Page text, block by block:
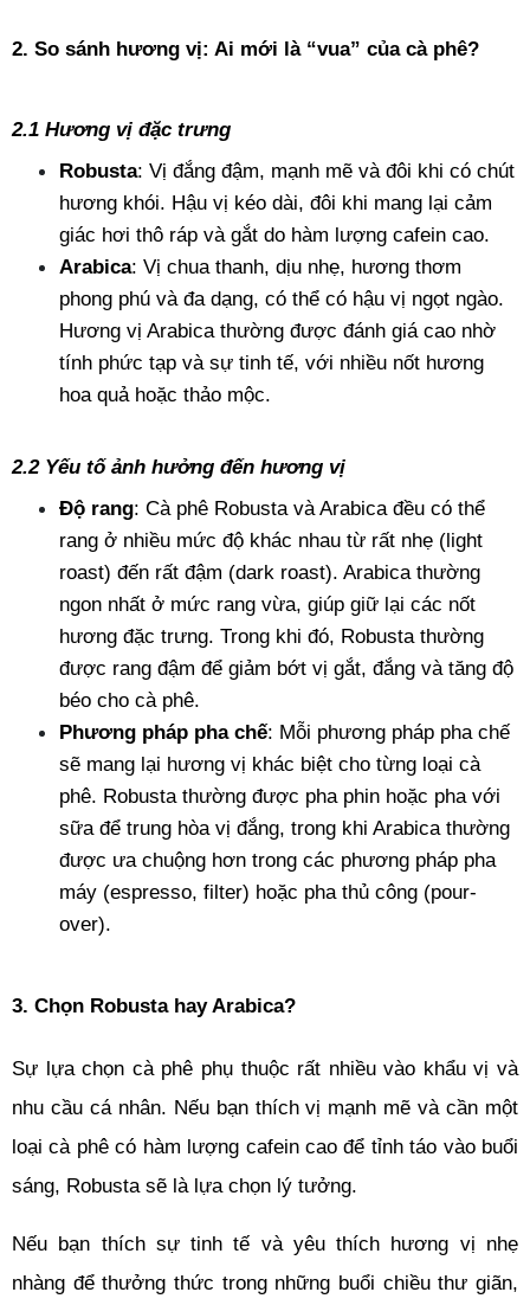
2. So sánh hương vị: Ai mới là “vua” của cà phê?
2.1 Hương vị đặc trưng
Robusta: Vị đắng đậm, mạnh mẽ và đôi khi có chút
hương khói. Hậu vị kéo dài, đôi khi mang lại cảm
giác hơi thô ráp và gắt do hàm lượng cafein cao.
Arabica: Vị chua thanh, dịu nhẹ, hương thơm
phong phú và đa dạng, có thể có hậu vị ngọt ngào.
Hương vị Arabica thường được đánh giá cao nhờ
tính phức tạp và sự tinh tế, với nhiều nốt hương
hoa quả hoặc thảo mộc.
2.2 Yếu tố ảnh hưởng đến hương vị
Độ rang: Cà phê Robusta và Arabica đều có thể
rang ở nhiều mức độ khác nhau từ rất nhẹ (light
roast) đến rất đậm (dark roast). Arabica thường
ngon nhất ở mức rang vừa, giúp giữ lại các nốt
hương đặc trưng. Trong khi đó, Robusta thường
được rang đậm để giảm bớt vị gắt, đắng và tăng độ
béo cho cà phê.
Phương pháp pha chế: Mỗi phương pháp pha chế
sẽ mang lại hương vị khác biệt cho từng loại cà
phê. Robusta thường được pha phin hoặc pha với
sữa để trung hòa vị đắng, trong khi Arabica thường
được ưa chuộng hơn trong các phương pháp pha
máy (espresso, filter) hoặc pha thủ công (pour-
over).
3. Chọn Robusta hay Arabica?
Sự lựa chọn cà phê phụ thuộc rất nhiều vào khẩu vị và
nhu cầu cá nhân. Nếu bạn thích vị mạnh mẽ và cần một
loại cà phê có hàm lượng cafein cao để tỉnh táo vào buổi
sáng, Robusta sẽ là lựa chọn lý tưởng.
Nếu bạn thích sự tinh tế và yêu thích hương vị nhẹ
nhàng để thưởng thức trong những buổi chiều thư giãn,